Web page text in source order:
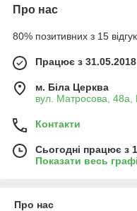
Про нас
80% позитивних з 15
Працює з 31.05.2018
м. Біла Церква
вул. Матросова, 48а,
Контакти
Сьогодні працює з
Показати весь
Про нас